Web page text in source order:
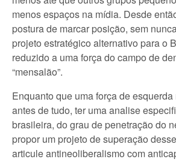
menos espaços na mídia. Desde
postura de marcar posição, sem
projeto estratégico alternativo para o
reduzido a uma força do campo de
“mensalão”.
Enquanto que uma força de
antes de tudo, ter uma analise
brasileira, do grau de penetração do
propor um projeto de superação
articule antineoliberalismo com